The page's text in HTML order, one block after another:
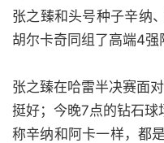
张之臻和头号种子辛纳
胡尔卡奇同组了高端4强
张之臻在哈雷半决赛面
挺好；今晚7点的钻石球
称辛纳和阿卡一样，都